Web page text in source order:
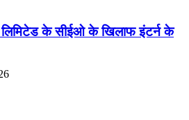
लिमिटेड के सीईओ के खिलाफ इंटर्न के